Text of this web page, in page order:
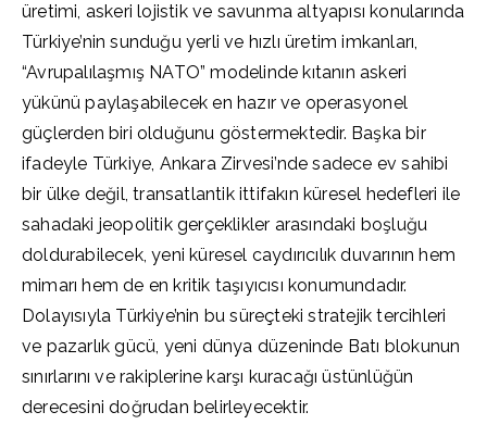
üretimi, askeri lojistik ve savunma altyapısı konularında
Türkiye’nin sunduğu yerli ve hızlı üretim imkanları,
“Avrupalılaşmış NATO” modelinde kıtanın askeri
yükünü paylaşabilecek en hazır ve operasyonel
güçlerden biri olduğunu göstermektedir. Başka bir
ifadeyle Türkiye, Ankara Zirvesi’nde sadece ev sahibi
bir ülke değil, transatlantik ittifakın küresel hedefleri ile
sahadaki jeopolitik gerçeklikler arasındaki boşluğu
doldurabilecek, yeni küresel caydırıcılık duvarının hem
mimarı hem de en kritik taşıyıcısı konumundadır.
Dolayısıyla Türkiye’nin bu süreçteki stratejik tercihleri
ve pazarlık gücü, yeni dünya düzeninde Batı blokunun
sınırlarını ve rakiplerine karşı kuracağı üstünlüğün
derecesini doğrudan belirleyecektir.